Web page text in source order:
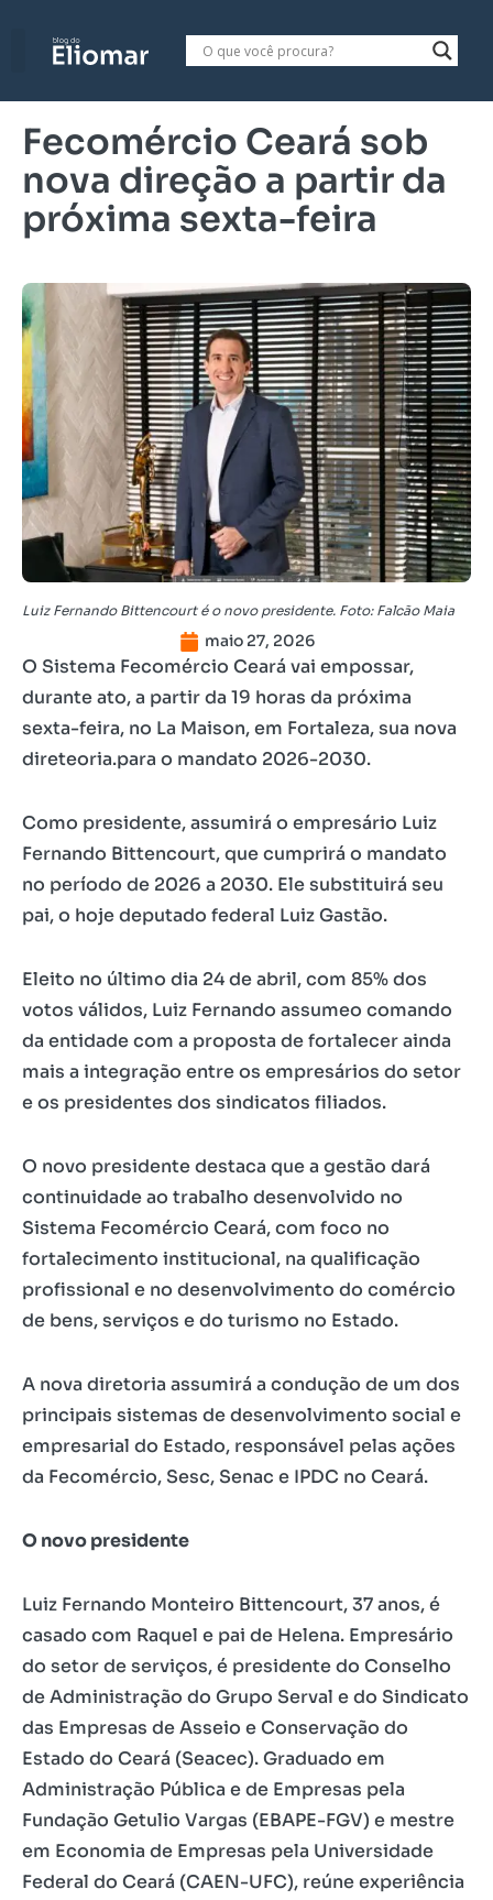
Fecomércio Ceará sob
nova direção a partir da
próxima sexta-feira
Luiz Fernando Bittencourt é o novo presidente. Foto: Falcão Maia
maio 27, 2026
O Sistema Fecomércio Ceará vai empossar,
durante ato, a partir da 19 horas da próxima
sexta-feira, no La Maison, em Fortaleza, sua nova
direteoria.para o mandato 2026-2030.
Como presidente, assumirá o empresário Luiz
Fernando Bittencourt, que cumprirá o mandato
no período de 2026 a 2030. Ele substituirá seu
pai, o hoje deputado federal Luiz Gastão.
Eleito no último dia 24 de abril, com 85% dos
votos válidos, Luiz Fernando assumeo comando
da entidade com a proposta de fortalecer ainda
mais a integração entre os empresários do setor
e os presidentes dos sindicatos filiados.
O novo presidente destaca que a gestão dará
continuidade ao trabalho desenvolvido no
Sistema Fecomércio Ceará, com foco no
fortalecimento institucional, na qualificação
profissional e no desenvolvimento do comércio
de bens, serviços e do turismo no Estado.
A nova diretoria assumirá a condução de um dos
principais sistemas de desenvolvimento social e
empresarial do Estado, responsável pelas ações
da Fecomércio, Sesc, Senac e IPDC no Ceará.
O novo presidente
Luiz Fernando Monteiro Bittencourt, 37 anos, é
casado com Raquel e pai de Helena. Empresário
do setor de serviços, é presidente do Conselho
de Administração do Grupo Serval e do Sindicato
das Empresas de Asseio e Conservação do
Estado do Ceará (Seacec). Graduado em
Administração Pública e de Empresas pela
Fundação Getulio Vargas (EBAPE-FGV) e mestre
em Economia de Empresas pela Universidade
Federal do Ceará (CAEN-UFC), reúne experiência